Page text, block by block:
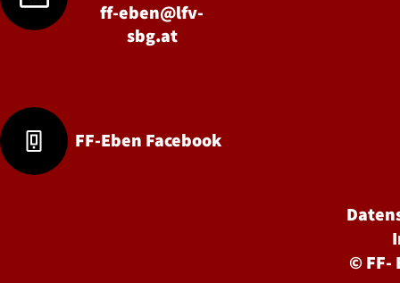
ff-eben@lfv-
sbg.at
FF-Eben Facebook
©FF-